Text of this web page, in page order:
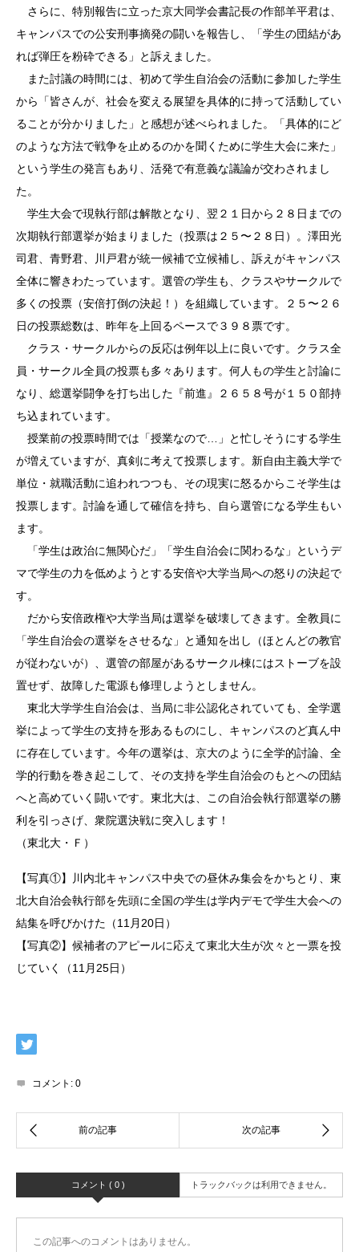
さらに、特別報告に立った京大同学会書記長の作部羊平君は、
キャンパスでの公安刑事摘発の闘いを報告し、「学生の団結があ
れば弾圧を粉砕できる」と訴えました。
また討議の時間には、初めて学生自治会の活動に参加した学生
から「皆さんが、社会を変える展望を具体的に持って活動してい
ることが分かりました」と感想が述べられました。「具体的にど
のような方法で戦争を止めるのかを聞くために学生大会に来た」
という学生の発言もあり、活発で有意義な議論が交わされまし
た。
学生大会で現執行部は解散となり、翌２１日から２８日までの
次期執行部選挙が始まりました（投票は２５〜２８日）。澤田光
司君、青野君、川戸君が統一候補で立候補し、訴えがキャンパス
全体に響きわたっています。選管の学生も、クラスやサークルで
多くの投票（安倍打倒の決起！）を組織しています。２５〜２６
日の投票総数は、昨年を上回るペースで３９８票です。
クラス・サークルからの反応は例年以上に良いです。クラス全
員・サークル全員の投票も多々あります。何人もの学生と討論に
なり、総選挙闘争を打ち出した『前進』２６５８号が１５０部持
ち込まれています。
授業前の投票時間では「授業なので…」と忙しそうにする学生
が増えていますが、真剣に考えて投票します。新自由主義大学で
単位・就職活動に追われつつも、その現実に怒るからこそ学生は
投票します。討論を通して確信を持ち、自ら選管になる学生もい
ます。
「学生は政治に無関心だ」「学生自治会に関わるな」というデ
マで学生の力を低めようとする安倍や大学当局への怒りの決起で
す。
だから安倍政権や大学当局は選挙を破壊してきます。全教員に
「学生自治会の選挙をさせるな」と通知を出し（ほとんどの教官
が従わないが）、選管の部屋があるサークル棟にはストーブを設
置せず、故障した電源も修理しようとしません。
東北大学学生自治会は、当局に非公認化されていても、全学選
挙によって学生の支持を形あるものにし、キャンパスのど真ん中
に存在しています。今年の選挙は、京大のように全学的討論、全
学的行動を巻き起こして、その支持を学生自治会のもとへの団結
へと高めていく闘いです。東北大は、この自治会執行部選挙の勝
利を引っさげ、衆院選決戦に突入します！
（東北大・Ｆ）
【写真①】川内北キャンパス中央での昼休み集会をかちとり、東
北大自治会執行部を先頭に全国の学生は学内デモで学生大会への
結集を呼びかけた（11月20日）
【写真②】候補者のアピールに応えて東北大生が次々と一票を投
じていく（11月25日）
コメント: 0
コメント ( 0 ) トラックバックは利用できません。
この記事へのコメントはありません。